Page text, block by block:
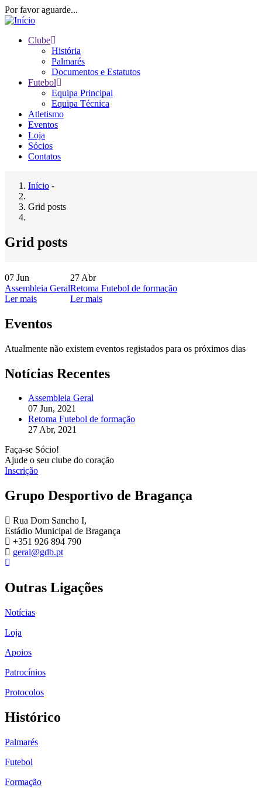
Passar
para
conteúdo
Por favor aguarde...
navigation
Clube
História
Palmarés
Documentos e Estatutos
Futebol
Equipa Principal
Equipa Técnica
Atletismo
Eventos
Loja
Sócios
Contatos
Navegação
estrutural
Início -
Grid posts
Grid posts
07 Jun
Assembleia Geral
Ler mais
27 Abr
Retoma Futebol de formação
Ler mais
Eventos
Atualmente não existem eventos registados para os próximos dias
Notícias Recentes
Assembleia Geral
07 Jun, 2021
Retoma Futebol de formação
27 Abr, 2021
Faça-se Sócio!
Ajude o seu clube do coração
Inscrição
Grupo Desportivo de Bragança
Rua Dom Sancho I,
Estádio Municipal de Bragança
+351 926 894 790
geral@gdb.pt
Outras Ligações
Notícias
Loja
Apoios
Patrocínios
Protocolos
Histórico
Palmarés
Futebol
Formação